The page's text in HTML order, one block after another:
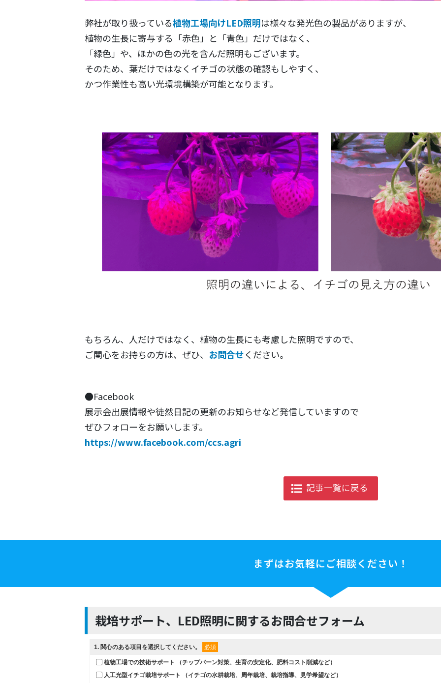
弊社が取り扱っている植物工場向けLED照明は様々な発光色の製品がありますが、
植物の生長に寄与する「赤色」と「青色」だけではなく、
「緑色」や、ほかの色の光を含んだ照明もございます。
そのため、葉だけではなくイチゴの状態の確認もしやすく、
かつ作業性も高い光環境構築が可能となります。
もちろん、人だけではなく、植物の生長にも考慮した照明ですので、
ご関心をお持ちの方は、ぜひ、 お問合せください。
●Facebook
展示会出展情報や徒然日記の更新のお知らせなど発信していますので
ぜひフォローをお願いします。
https://www.facebook.com/ccs.agri
記事一覧に戻る
まずはお気軽にご相談ください！
栽培サポート、LED照明に関するお問合せフォーム
1. 関心のある項目を選択してください。 必須
植物工場での技術サポート （チップバーン対策、生育の安定化、肥料コスト削減など）
人工光型イチゴ栽培サポート （イチゴの水耕栽培、周年栽培、栽培指導、見学希望など）